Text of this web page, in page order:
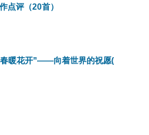
点评（20首）
春暖花开”——向着世界的祝愿(